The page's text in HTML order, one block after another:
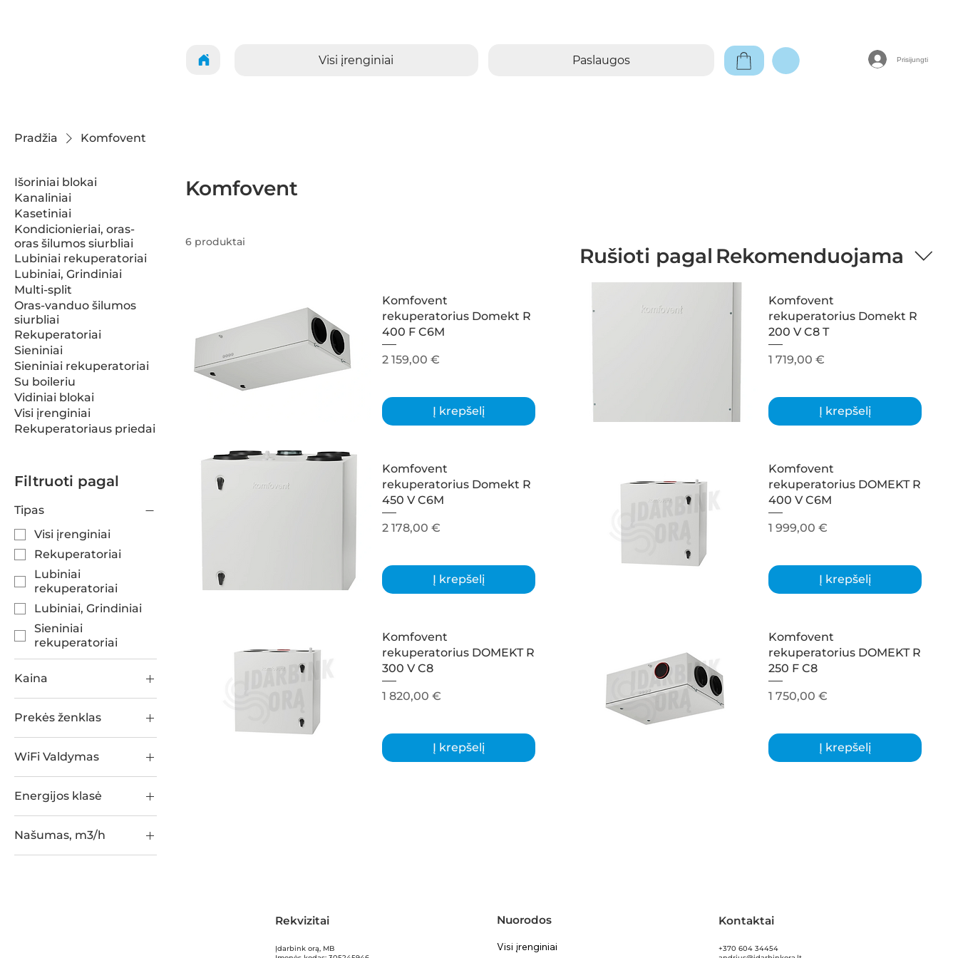
Visi įrenginiai Paslaugos Prisijungti
Pradžia Komfovent
Išoriniai blokai
Kanaliniai
Kasetiniai
Kondicionieriai, oras-
oras šilumos siurbliai
Lubiniai rekuperatoriai
Lubiniai, Grindiniai
Multi-split
Oras-vanduo šilumos
siurbliai
Rekuperatoriai
Sieniniai
Sieniniai rekuperatoriai
Su boileriu
Vidiniai blokai
Visi įrenginiai
Rekuperatoriaus priedai
Filtruoti pagal
Tipas
Visi įrenginiai
Rekuperatoriai
Lubiniai
rekuperatoriai
Lubiniai, Grindiniai
Sieniniai
rekuperatoriai
Kaina
1 719 € 2 178 €
Prekės ženklas
Komfovent
WiFi Valdymas
Taip
Energijos klasė
A
A+
Našumas, m3/h
250
Komfovent
6 produktai
Rušioti pagal Rekomenduojama
Komfovent
rekuperatorius Domekt R
400 F C6M
Kaina
2 159,00 €
Į krepšelį
Komfovent
rekuperatorius Domekt R
200 V C8 T
Kaina
1 719,00 €
Į krepšelį
Komfovent
rekuperatorius Domekt R
450 V C6M
Kaina
2 178,00 €
Į krepšelį
Komfovent
rekuperatorius DOMEKT R
400 V C6M
Kaina
1 999,00 €
Į krepšelį
Komfovent
rekuperatorius DOMEKT R
300 V C8
Kaina
1 820,00 €
Į krepšelį
Komfovent
rekuperatorius DOMEKT R
250 F C8
Kaina
1 750,00 €
Į krepšelį
Įdarbink orą, MB
Rekvizitai Nuorodos
Visi įrenginiai
+370 604 34454
Kontaktai